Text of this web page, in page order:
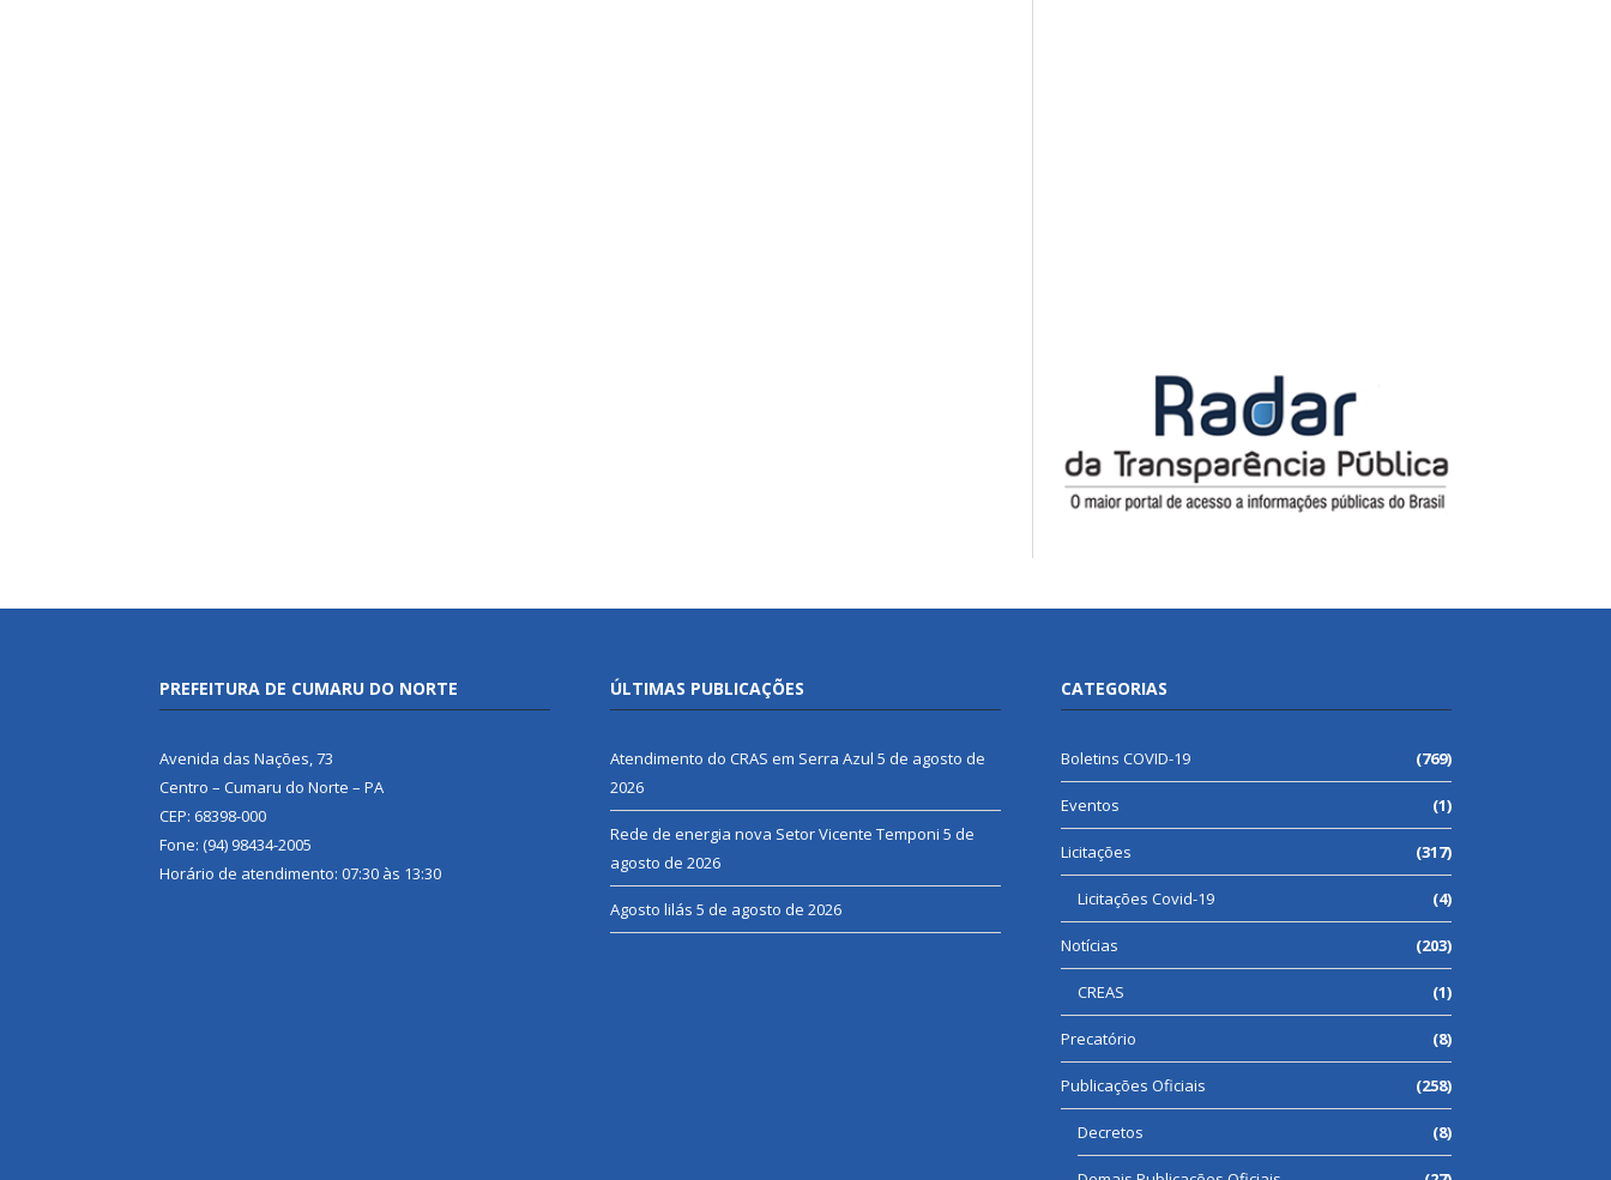
PREFEITURA DE CUMARU DO NORTE
Avenida das Nações, 73
Centro – Cumaru do Norte – PA
CEP: 68398-000
Fone: (94) 98434-2005
Horário de atendimento: 07:30 às 13:30
ÚLTIMAS PUBLICAÇÕES
Atendimento do CRAS em Serra Azul 5 de agosto de
2026
Rede de energia nova Setor Vicente Temponi 5 de
agosto de 2026
Agosto lilás 5 de agosto de 2026
CATEGORIAS
Boletins COVID-19 (769)
Eventos (1)
Licitações (317)
Licitações Covid-19 (4)
Notícias (203)
CREAS (1)
Precatório (8)
Publicações Oficiais (258)
Decretos (8)